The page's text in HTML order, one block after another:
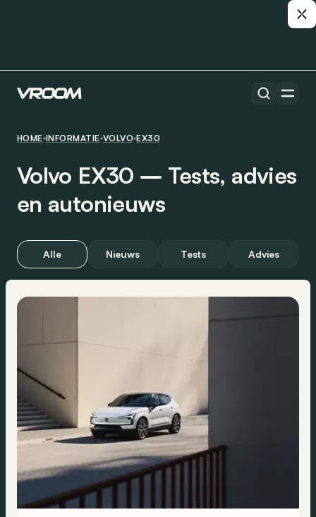
HOME INFORMATIE VOLVO EX30
Volvo EX30 ― Tests, advies
en autonieuws
Alle Nieuws Tests Advies